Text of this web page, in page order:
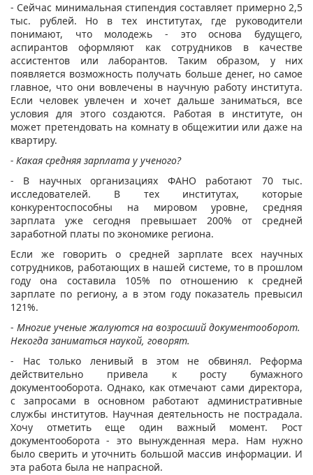
- Сейчас минимальная стипендия составляет примерно 2,5
тыс. рублей. Но в тех институтах, где руководители
понимают, что молодежь - это основа будущего,
аспирантов оформляют как сотрудников в качестве
ассистентов или лаборантов. Таким образом, у них
появляется возможность получать больше денег, но самое
главное, что они вовлечены в научную работу института.
Если человек увлечен и хочет дальше заниматься, все
условия для этого создаются. Работая в институте, он
может претендовать на комнату в общежитии или даже на
квартиру.
- Какая средняя зарплата у ученого?
- В научных организациях ФАНО работают 70 тыс.
исследователей. В тех институтах, которые
конкурентоспособны на мировом уровне, средняя
зарплата уже сегодня превышает 200% от средней
заработной платы по экономике региона.
Если же говорить о средней зарплате всех научных
сотрудников, работающих в нашей системе, то в прошлом
году она составила 105% по отношению к средней
зарплате по региону, а в этом году показатель превысил
121%.
- Многие ученые жалуются на возросший документооборот.
Некогда заниматься наукой, говорят.
- Нас только ленивый в этом не обвинял. Реформа
действительно привела к росту бумажного
документооборота. Однако, как отмечают сами директора,
с запросами в основном работают административные
службы институтов. Научная деятельность не пострадала.
Хочу отметить еще один важный момент. Рост
документооборота - это вынужденная мера. Нам нужно
было сверить и уточнить большой массив информации. И
эта работа была не напрасной.